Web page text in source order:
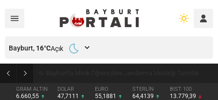
Bayburt’ta Minik Öğrencilere Jandarma Mesleği Tanıtıldı
GRAM ALTIN
6.660,55
DOLAR
47,7111
EURO
55,1881
STERLİN
64,4139
BIST 100
13.779,39
Bayburt, 16°CAçık